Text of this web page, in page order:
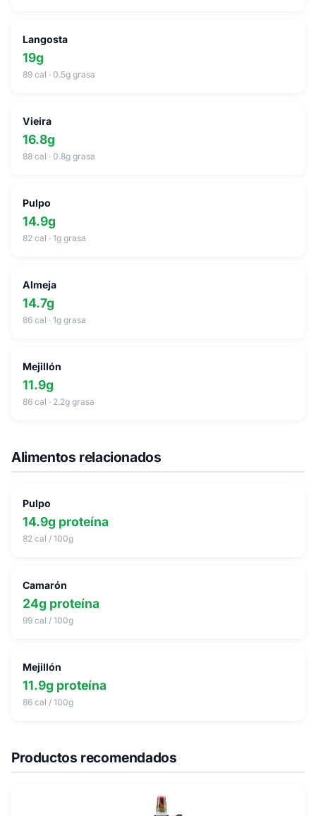
Langosta
19g
89 cal · 0.5g grasa
Vieira
16.8g
88 cal · 0.8g grasa
Pulpo
14.9g
82 cal · 1g grasa
Almeja
14.7g
86 cal · 1g grasa
Mejillón
11.9g
86 cal · 2.2g grasa
Alimentos relacionados
Pulpo
14.9g proteína
82 cal / 100g
Camarón
24g proteína
99 cal / 100g
Mejillón
11.9g proteína
86 cal / 100g
Productos recomendados